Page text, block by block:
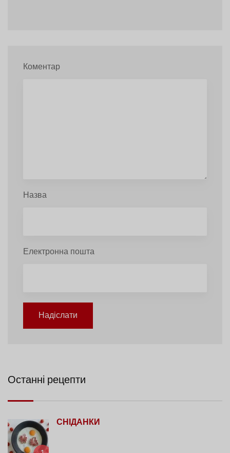
Коментар
Назва
Електронна пошта
Надіслати
Останні рецепти
СНІДАНКИ